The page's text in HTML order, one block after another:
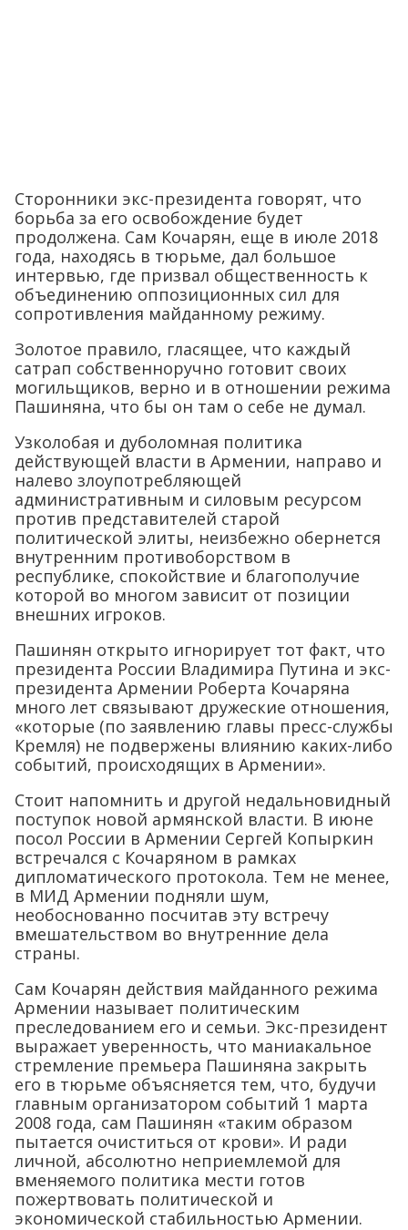
Сторонники экс-президента говорят, что
борьба за его освобождение будет
продолжена. Сам Кочарян, еще в июле 2018
года, находясь в тюрьме, дал большое
интервью, где призвал общественность к
объединению оппозиционных сил для
сопротивления майданному режиму.
Золотое правило, гласящее, что каждый
сатрап собственноручно готовит своих
могильщиков, верно и в отношении режима
Пашиняна, что бы он там о себе не думал.
Узколобая и дуболомная политика
действующей власти в Армении, направо и
налево злоупотребляющей
административным и силовым ресурсом
против представителей старой
политической элиты, неизбежно обернется
внутренним противоборством в
республике, спокойствие и благополучие
которой во многом зависит от позиции
внешних игроков.
Пашинян открыто игнорирует тот факт, что
президента России Владимира Путина и экс-
президента Армении Роберта Кочаряна
много лет связывают дружеские отношения,
«которые (по заявлению главы пресс-службы
Кремля) не подвержены влиянию каких-либо
событий, происходящих в Армении».
Стоит напомнить и другой недальновидный
поступок новой армянской власти. В июне
посол России в Армении Сергей Копыркин
встречался с Кочаряном в рамках
дипломатического протокола. Тем не менее,
в МИД Армении подняли шум,
необоснованно посчитав эту встречу
вмешательством во внутренние дела
страны.
Сам Кочарян действия майданного режима
Армении называет политическим
преследованием его и семьи. Экс-президент
выражает уверенность, что маниакальное
стремление премьера Пашиняна закрыть
его в тюрьме объясняется тем, что, будучи
главным организатором событий 1 марта
2008 года, сам Пашинян «таким образом
пытается очиститься от крови». И ради
личной, абсолютно неприемлемой для
вменяемого политика мести готов
пожертвовать политической и
экономической стабильностью Армении.